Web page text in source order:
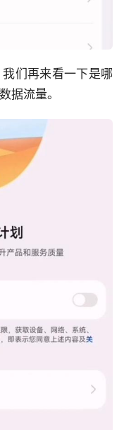
们再来看一下是哪
据流量。